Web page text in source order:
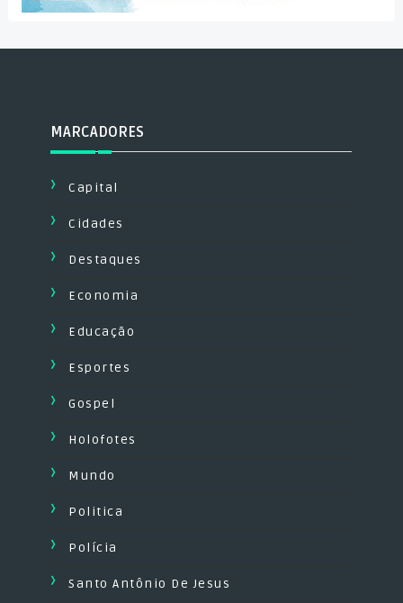
MARCADORES
Capital
Cidades
Destaques
Economia
Educação
Esportes
Gospel
Holofotes
Mundo
Politica
Polícia
Santo Antônio De Jesus